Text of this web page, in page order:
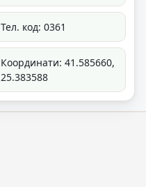
Тел. код: 0361
Координати: 41.585660,
25.383588